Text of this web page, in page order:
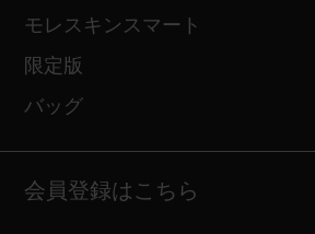
モレスキンスマート
限定版
バッグ
会員登録はこちら